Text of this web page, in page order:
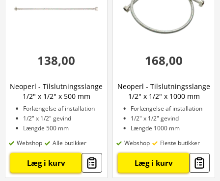
138,00
Neoperl - Tilslutningsslange
1/2" x 1/2" x 500 mm
Forlængelse af installation
1/2" x 1/2" gevind
Længde 500 mm
Webshop
Alle butikker
Læg i kurv
168,00
Neoperl - Tilslutningsslange
1/2" x 1/2" x 1000 mm
Forlængelse af installation
1/2" x 1/2" gevind
Længde 1000 mm
Webshop
Fleste butikker
Læg i kurv